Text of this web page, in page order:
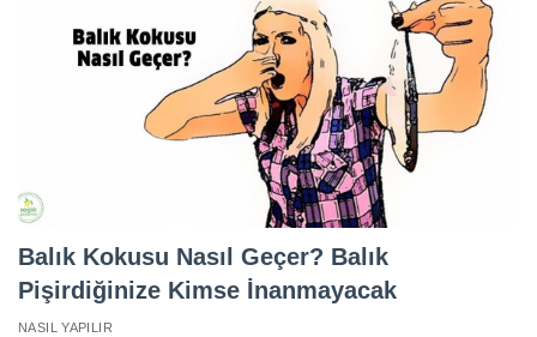
Balık Kokusu Nasıl Geçer? Balık
Pişirdiğinize Kimse İnanmayacak
NASIL YAPILIR